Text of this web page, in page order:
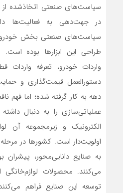
سیاست‌های صنعتی اتخاذشده
سیاست‌های صنعتی بخش خودرو
طراحی این ابزارها بوده
واردات خودرو، تعرفه واردات
دستورالعمل قیمت‌گذاری و
دهه به کار گرفته شده؛ اما فهم
عملیاتی‌‌‌سازی را به دنبال
الکترونیک و زیرمجموعه آن
اولویت‌دار است. کشورها در
به صنایع دانایی‌محور،
می‌کنند. محصولات لوازم‌خانگی
توسعه این صنایع فراهم